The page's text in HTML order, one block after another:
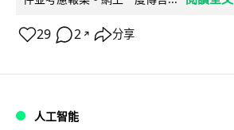
29 2 ↗ 分享
人工智能